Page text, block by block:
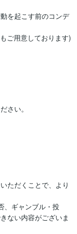
を起こす前のコンデ
ご用意しております)
さい。
ただくことで、より
、ギャンブル・投
ない内容がございま